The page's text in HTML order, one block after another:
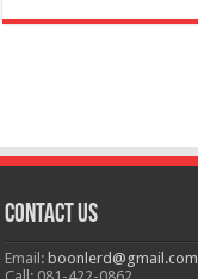
Contact Us
Email:boonlerd@gmail.com